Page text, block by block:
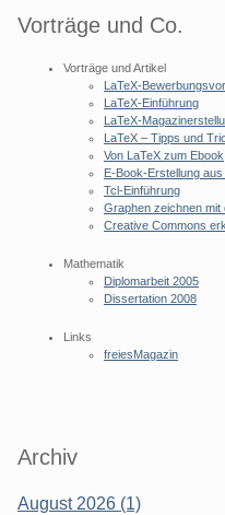
Vorträge und Co.
Vorträge und Artikel
LaTeX-
LaTeX-Einführung
LaTeX-
LaTeX – Tipps und
Von LaTeX zum Ebook
E-Book-Erstellung aus
Tcl-Einführung
Graphen zeichnen mit
Creative Commons
Mathematik
Diplomarbeit 2005
Dissertation 2008
Links
freiesMagazin
Archiv
August 2026 (1)